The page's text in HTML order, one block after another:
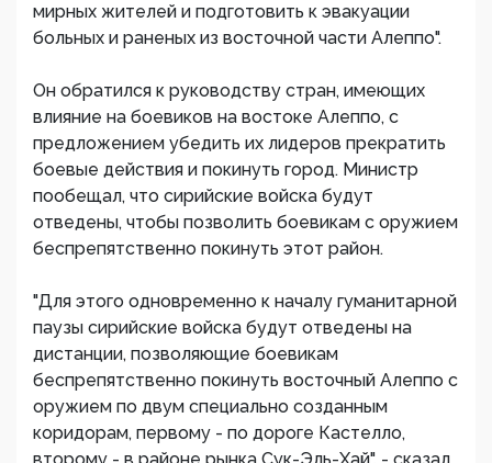
мирных жителей и подготовить к эвакуации
больных и раненых из восточной части Алеппо".
Он обратился к руководству стран, имеющих
влияние на боевиков на востоке Алеппо, с
предложением убедить их лидеров прекратить
боевые действия и покинуть город. Министр
пообещал, что сирийские войска будут
отведены, чтобы позволить боевикам с оружием
беспрепятственно покинуть этот район.
"Для этого одновременно к началу гуманитарной
паузы сирийские войска будут отведены на
дистанции, позволяющие боевикам
беспрепятственно покинуть восточный Алеппо с
оружием по двум специально созданным
коридорам, первому - по дороге Кастелло,